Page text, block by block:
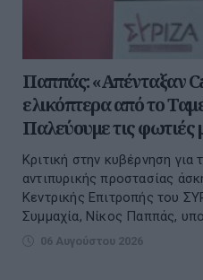
Παππάς: «Απένταξαν
ελικόπτερα από το
Παλεύουμε τις φωτιές
Kριτική στην κυβέρνηση για
αντιπυρικής προστασίας
Κεντρικής Επιτροπής του
Συμμαχία, Νίκος Παππάς,
06 Αυγούστου 2026